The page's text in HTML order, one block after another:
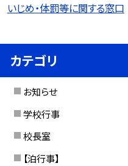
いじめ・体罰等に関する窓口
カテゴリ
お知らせ
学校行事
校長室
【泊行事】